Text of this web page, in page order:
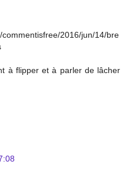
2016/jun/14/bre
à flipper et à parler de lâcher